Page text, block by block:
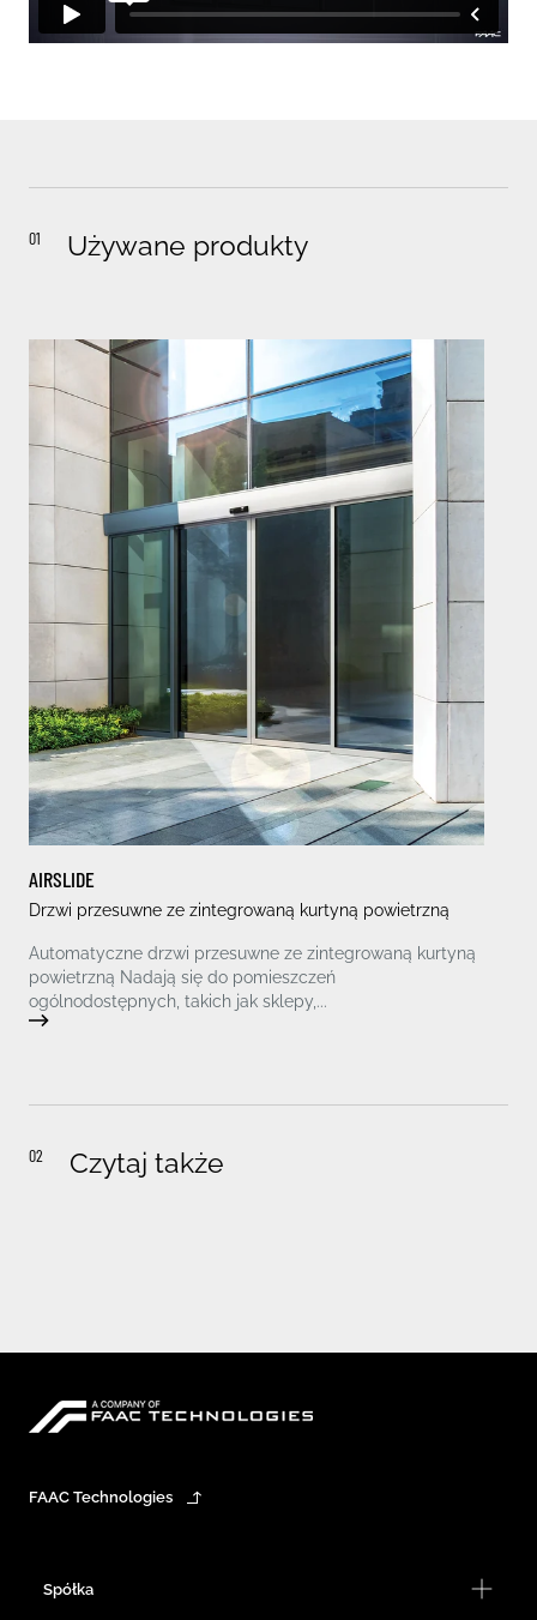
01 Używane produkty
AIRSLIDE
Drzwi przesuwne ze zintegrowaną kurtyną powietrzną
Automatyczne drzwi przesuwne ze zintegrowaną kurtyną
powietrzną Nadają się do pomieszczeń
ogólnodostępnych, takich jak sklepy,...
02 Czytaj także
FAAC Technologies
Spółka